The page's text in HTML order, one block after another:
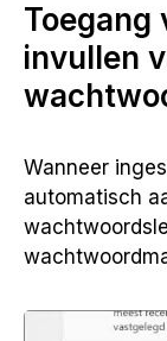
Toegang
invullen
Wanneer
automatisch